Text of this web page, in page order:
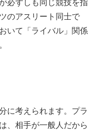
必ずしも同じ競技を指
のアスリート同士で
いて「ライバル」関係
に考えられます。プラ
、相手が一般人だから